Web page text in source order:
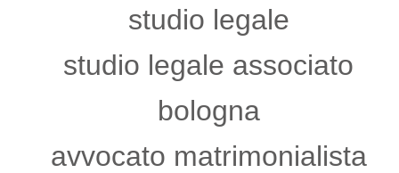
studio legale
studio legale associato
bologna
avvocato matrimonialista